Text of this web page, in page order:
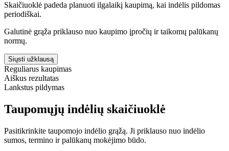
Skaičiuoklė padeda planuoti ilgalaikį kaupimą, kai indėlis pildomas
periodiškai.
Galutinė grąža priklauso nuo kaupimo įpročių ir taikomų palūkanų
normų.
Siųsti užklausą
Reguliarus kaupimas
Aiškus rezultatas
Lankstus pildymas
Taupomųjų indėlių skaičiuoklė
Pasitikrinkite taupomojo indėlio grąžą. Ji priklauso nuo indėlio
sumos, termino ir palūkanų mokėjimo būdo.